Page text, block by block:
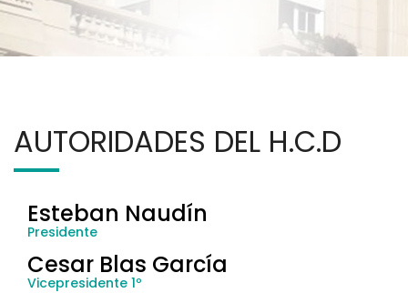
AUTORIDADES DEL H.C.D
Esteban Naudín
Presidente
Cesar Blas García
Vicepresidente 1º